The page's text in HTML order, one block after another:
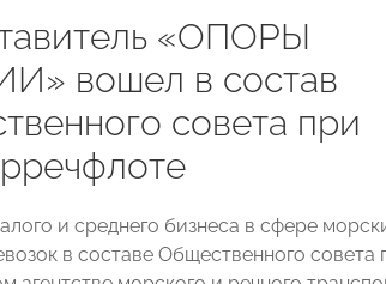
«ОПОРЫ
вошел в состав
совета при
и среднего бизнеса в сфере
в составе Общественного совета